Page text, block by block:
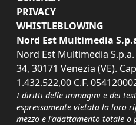
PRIVACY
WHISTLEBLOWING
Nord Est Multimedia
Nord Est Multimedia
34, 30171 Venezia (VE).
1.432.522,00 C.F.
I diritti delle immagini e dei
espressamente vietata la loro
mezzo e l'adattamento totale o